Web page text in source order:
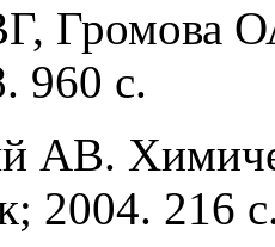
960 с.
АВ.
2004. 216